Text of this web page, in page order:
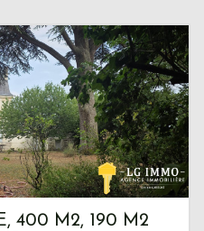
400 M2, 190 M2